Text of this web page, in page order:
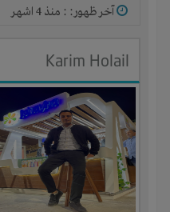
آخر ظهور: : منذ 4 اشهر
Karim Holail